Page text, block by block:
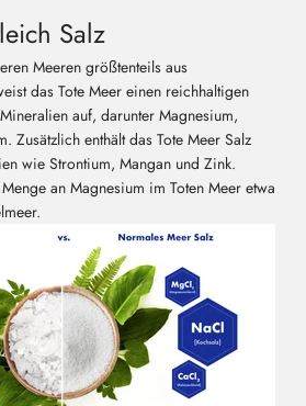
Salz
Meeren größtenteils aus
das Tote Meer einen reichhaltigen
auf, darunter Magnesium,
Zusätzlich enthält das Tote Meer Salz
wie Strontium, Mangan und Zink.
an Magnesium im Toten Meer etwa